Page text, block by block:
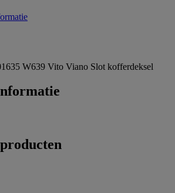
W639 Vito Viano Slot kofferdeksel